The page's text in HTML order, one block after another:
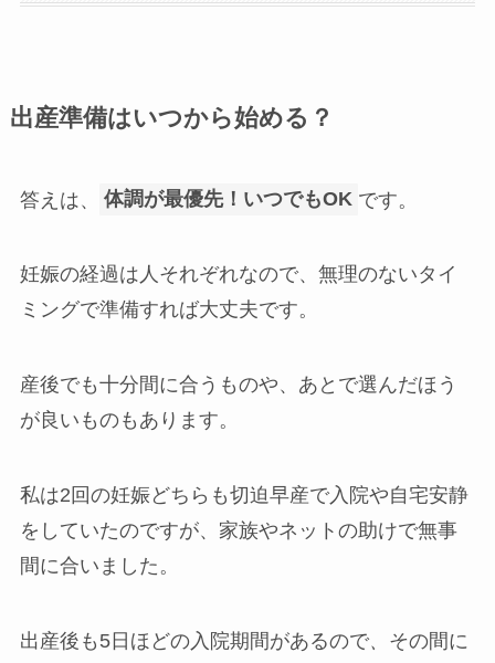
出産準備はいつから始める？
答えは、 体調が最優先！いつでもOK です。
妊娠の経過は人それぞれなので、無理のないタイ
ミングで準備すれば大丈夫です。
産後でも十分間に合うものや、あとで選んだほう
が良いものもあります。
私は2回の妊娠どちらも切迫早産で入院や自宅安静
をしていたのですが、家族やネットの助けで無事
間に合いました。
出産後も5日ほどの入院期間があるので、 その間に